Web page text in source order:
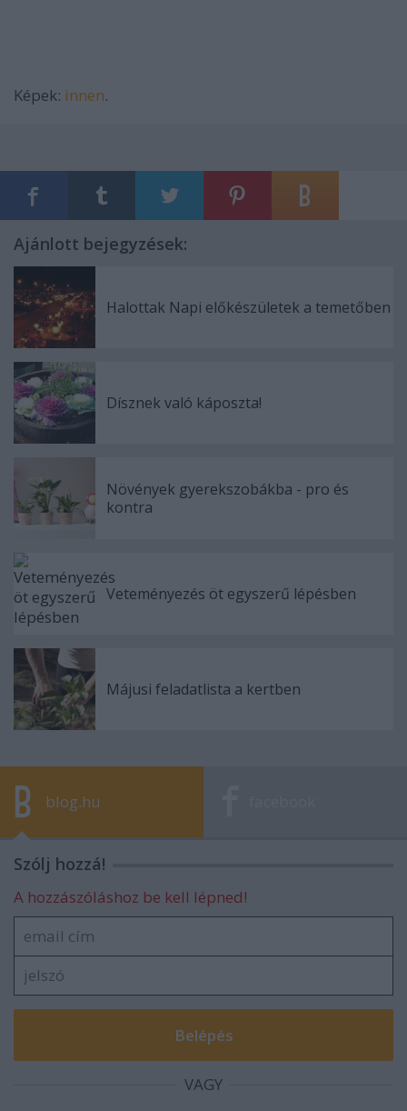
Képek: innen.
Ajánlott bejegyzések:
Halottak Napi előkészületek a temetőben
Dísznek való káposzta!
Növények gyerekszobákba - pro és
kontra
Veteményezés öt egyszerű lépésben
Májusi feladatlista a kertben
blog.hu
Szólj hozzá!
A hozzászóláshoz be kell lépned!
VAGY